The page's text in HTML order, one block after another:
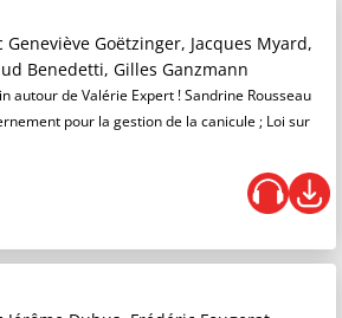
Geneviève Goëtzinger, Jacques Myard,
Benedetti, Gilles Ganzmann
autour de Valérie Expert ! Sandrine Rousseau
pour la gestion de la canicule ; Loi sur